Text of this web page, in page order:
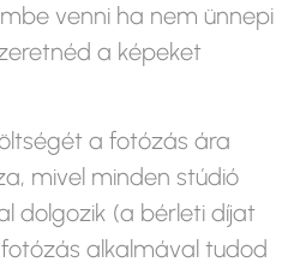
venni ha nem ünnepi
a képeket
a fotózás ára
mivel minden stúdió
dolgozik (a bérleti díjat
alkalmával tudod